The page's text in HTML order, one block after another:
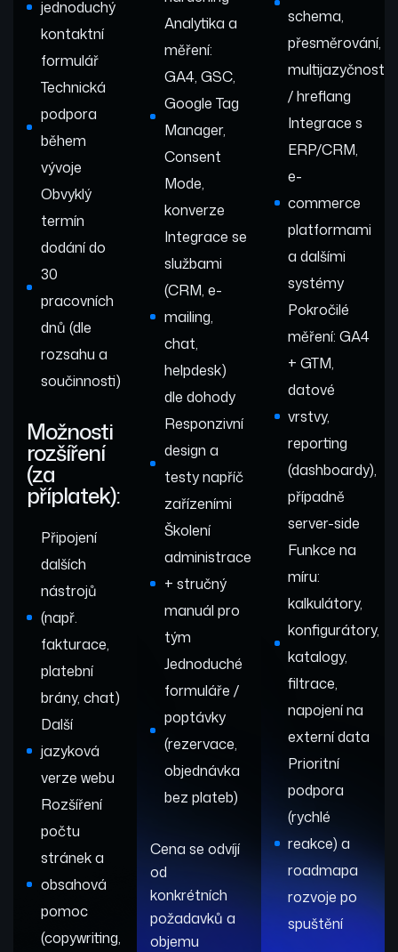
jednoduchý
kontaktní
formulář
Technická
podpora
během
vývoje
Obvyklý
termín
dodání do
30
pracovních
dnů (dle
rozsahu a
součinnosti)
Možnosti
rozšíření
(za
příplatek):
Připojení
dalších
nástrojů
(např.
fakturace,
platební
brány, chat)
Další
jazyková
verze webu
Rozšíření
počtu
stránek a
obsahová
pomoc
(copywriting,
Analytika a
měření:
GA4, GSC,
Google Tag
Manager,
Consent
Mode,
konverze
Integrace se
službami
(CRM, e-
mailing,
chat,
helpdesk)
dle dohody
Responzivní
design a
testy napříč
zařízeními
Školení
administrace
+ stručný
manuál pro
tým
Jednoduché
formuláře /
poptávky
(rezervace,
objednávka
bez plateb)
Cena se odvíjí
od
konkrétních
požadavků a
objemu
schema,
přesměrování,
multijazyčnost
/ hreflang
Integrace s
ERP/CRM,
e-
commerce
platformami
a dalšími
systémy
Pokročilé
měření: GA4
+ GTM,
datové
vrstvy,
reporting
(dashboardy),
případně
server-side
Funkce na
míru:
kalkulátory,
konfigurátory,
katalogy,
filtrace,
napojení na
externí data
Prioritní
podpora
(rychlé
reakce) a
roadmapa
rozvoje po
spuštění